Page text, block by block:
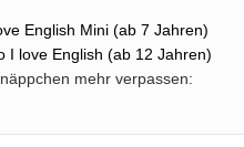
English Mini (ab 7 Jahren)
I love English (ab 12 Jahren)
mehr verpassen: